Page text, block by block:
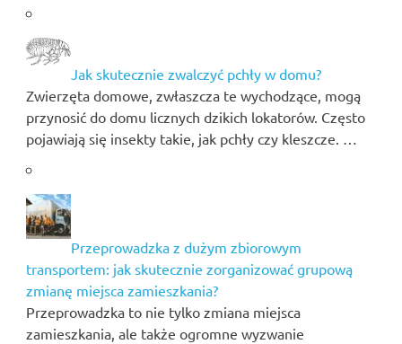
Jak skutecznie zwalczyć pchły w domu?
Zwierzęta domowe, zwłaszcza te wychodzące, mogą
przynosić do domu licznych dzikich lokatorów. Często
pojawiają się insekty takie, jak pchły czy kleszcze. …
Przeprowadzka z dużym zbiorowym
transportem: jak skutecznie zorganizować grupową
zmianę miejsca zamieszkania?
Przeprowadzka to nie tylko zmiana miejsca
zamieszkania, ale także ogromne wyzwanie